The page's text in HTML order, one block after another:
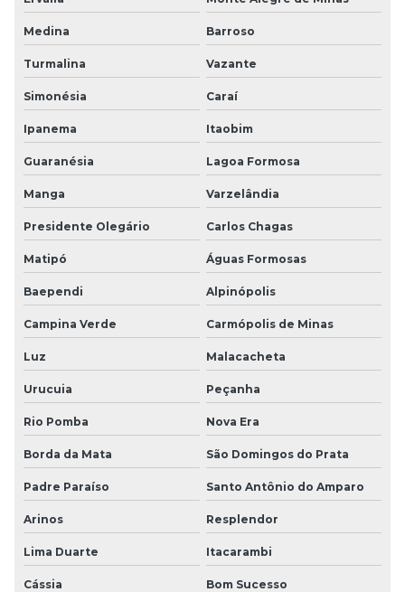
Medina Barroso
Turmalina Vazante
Simonésia Caraí
Ipanema Itaobim
Guaranésia Lagoa Formosa
Manga Varzelândia
Presidente Olegário Carlos Chagas
Matipó Águas Formosas
Baependi Alpinópolis
Campina Verde Carmópolis de Minas
Luz Malacacheta
Urucuia Peçanha
Rio Pomba Nova Era
Borda da Mata São Domingos do Prata
Padre Paraíso Santo Antônio do Amparo
Arinos Resplendor
Lima Duarte Itacarambi
Cássia Bom Sucesso